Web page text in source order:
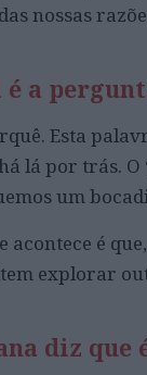
nossas
é a
Esta
lá por trás. O
um
acontece é
explorar
diz que